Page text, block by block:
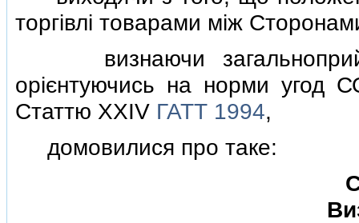
торгiвлi товарами мiж
визнаючи
орiєнтуючись на норми угод
Статтю XXIV ГАТТ 1994,
домовилися про таке: